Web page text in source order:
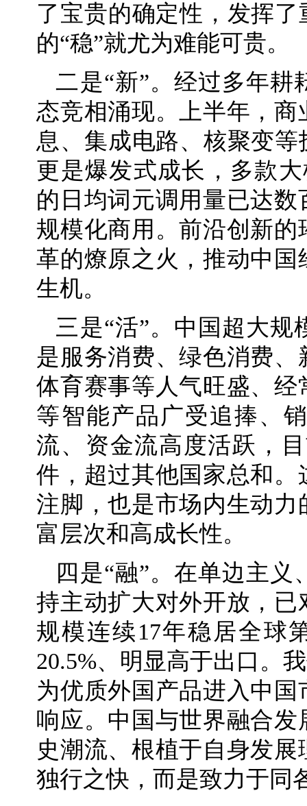
了宝贵的确定性，发挥
的“稳”就尤为难能可贵。
二是“新”。经过多年耕
态竞相涌现。上半年，
息、集成电路、核聚变
更是爆发式成长，多款
的日均词元调用量已达
规模化商用。前沿创新
革的燎原之火，推动中
生机。
三是“活”。中国超大
是服务消费、绿色消费
体育赛事等人气旺盛、
等智能产品广受追捧、
流、资金流高度活跃，
件，超过其他国家总和
注脚，也是市场内生动
富层次和高成长性。
四是“融”。在单边主
持主动扩大对外开放，
规模连续17年稳居全球
20.5%、明显高于出口。
为优质外国产品进入中
响应。中国与世界融合
史潮流、根植于自身发
独行之快，而是致力于同